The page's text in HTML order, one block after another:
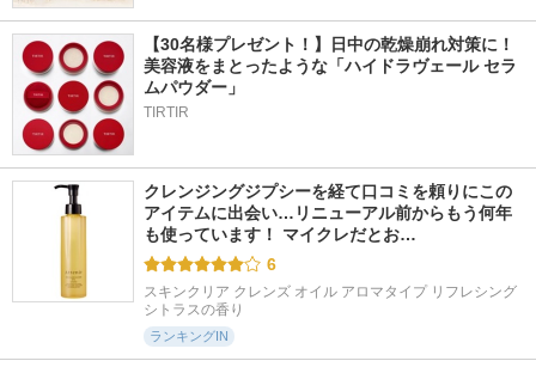
【30名様プレゼント！】日中の乾燥崩れ対策に！
美容液をまとったような「ハイドラヴェール セラ
ムパウダー」
TIRTIR
クレンジングジプシーを経て口コミを頼りにこの
アイテムに出会い…リニューアル前からもう何年
も使っています！ マイクレだとお…
6
スキンクリア クレンズ オイル アロマタイプ リフレシング
シトラスの香り
ランキングIN